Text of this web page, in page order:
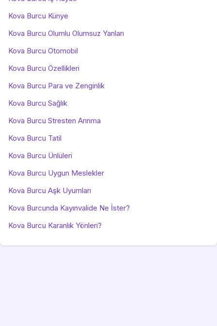
Kova Burcu Künye
Kova Burcu Olumlu Olumsuz Yanları
Kova Burcu Otomobil
Kova Burcu Özellikleri
Kova Burcu Para ve Zenginlik
Kova Burcu Sağlık
Kova Burcu Stresten Arınma
Kova Burcu Tatil
Kova Burcu Ünlüleri
Kova Burcu Uygun Meslekler
Kova Burcu Aşk Uyumları
Kova Burcunda Kayınvalide Ne İster?
Kova Burcu Karanlık Yönleri?